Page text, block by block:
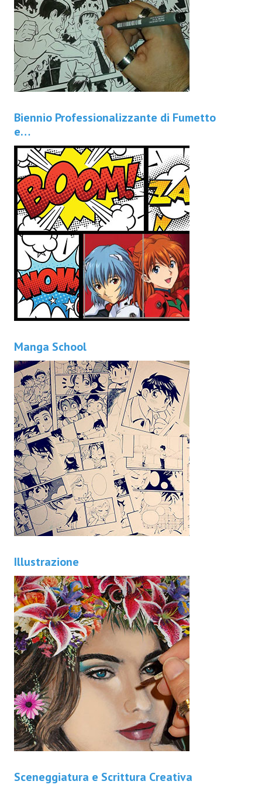
Biennio Professionalizzante di Fumetto
e…
Manga School
Illustrazione
Sceneggiatura e Scrittura Creativa